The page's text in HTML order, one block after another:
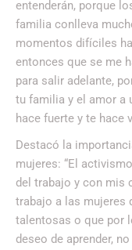
entenderán, porque
familia conlleva
momentos difíciles
entonces que se me
para salir adelante,
tu familia y el amor a
hace fuerte y te hace
Destacó la
mujeres: “El
del trabajo y con mis
trabajo a las mujeres
talentosas o que por
deseo de aprender,